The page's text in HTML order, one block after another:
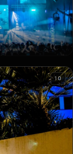
10